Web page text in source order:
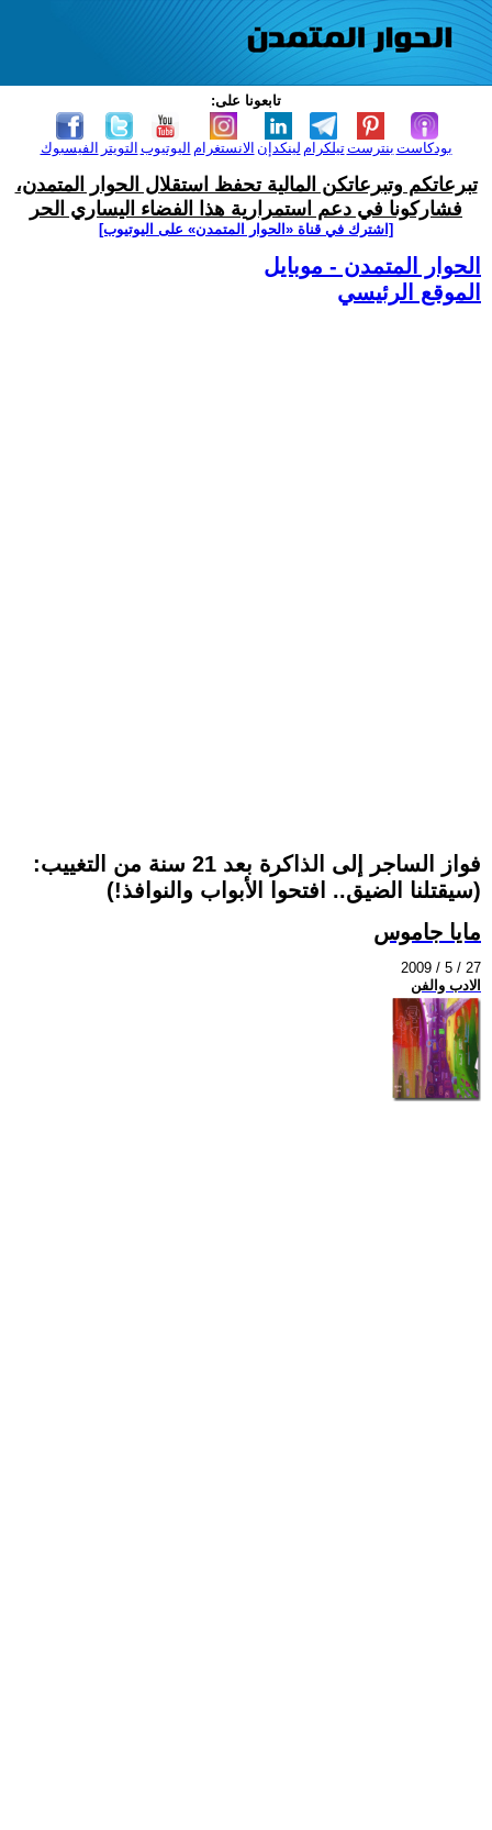
تابعونا على:
الفيسبوك التويتر اليوتيوب الانستغرام لينكدإن تيلكرامبنترست بودكاست
تبرعاتكم وتبرعاتكن المالية تحفظ استقلال الحوار المتمدن،
فشاركونا في دعم استمرارية هذا الفضاء اليساري الحر
[اشترك في قناة ‫«الحوار المتمدن» على اليوتيوب]
الحوار المتمدن - موبايل
الموقع الرئيسي
فواز الساجر إلى الذاكرة بعد 21 سنة من التغييب:
(سيقتلنا الضيق.. افتحوا الأبواب والنوافذ!)
مايا جاموس
2009 / 5 / 27
الادب والفن